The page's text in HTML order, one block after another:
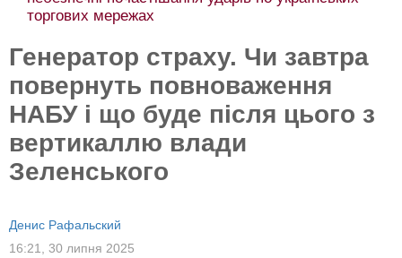
торгових мережах
Генератор страху. Чи завтра
повернуть повноваження
НАБУ і що буде після цього з
вертикаллю влади
Зеленського
Денис Рафальский
16:21, 30 липня 2025